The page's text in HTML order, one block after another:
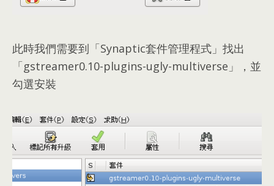
此時我們需要到「Synaptic套件管理程式」找出
「gstreamer0.10-plugins-ugly-multiverse」
， 並
勾選安裝